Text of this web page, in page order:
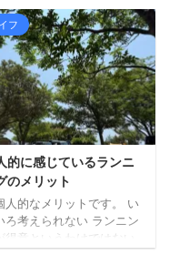
すが、どっちが楽しいか
宙兄弟より）など、自分
が動く方でいいのかもし
せん。 どちらかではな
できるならどっちも た
できること・モノであれ
どちらかではなく、どち
やってみるのがいいなと
ています。 あれもこれも
も、というのとは違いま
、どちらも試してみない
からないこともあります
両方が大切なこともあっ
フ
的に感じているランニ
のメリット
人的なメリットです。 い
ろ考えられない ランニン
得意というわけではない